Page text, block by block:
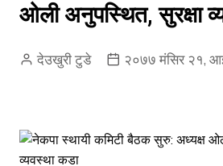
ओली अनुपस्थित, सुरक्षा
देउखुरी टुडे २०७७ मंसिर २१,